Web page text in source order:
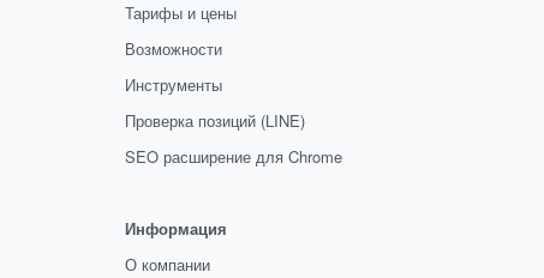
Тарифы и цены
Возможности
Инструменты
Проверка позиций (LINE)
SEO расширение для Chrome
Информация
О компании